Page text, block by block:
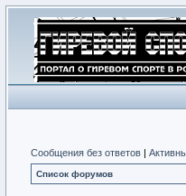
Сообщения без ответов |
Список форумов